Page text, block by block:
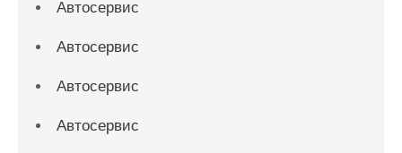
Автосервис
Автосервис
Автосервис
Автосервис